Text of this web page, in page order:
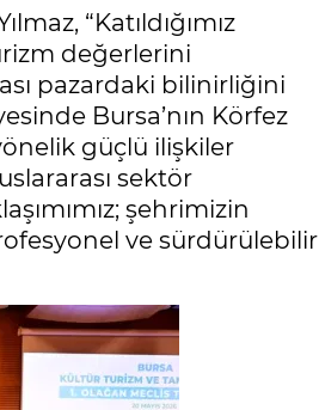
“Katıldığımız
değerlerini
pazardaki bilinirliğini
Bursa’nın Körfez
güçlü ilişkiler
sektör
şehrimizin
ve sürdürülebilir